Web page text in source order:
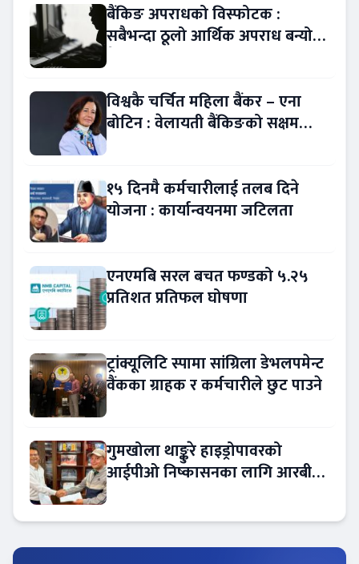
बैंकिङ अपराधको विस्फोटक :
सबैभन्दा ठूलो आर्थिक अपराध बन्यो
विश्वकै चर्चित महिला बैंकर – एना
बोटिन : वेलायती बैंकिङको सक्षम
१५ दिनमै कर्मचारीलाई तलब दिने
योजना : कार्यान्वयनमा जटिलता
एनएमबि सरल बचत फण्डको ५.२५
प्रतिशत प्रतिफल घोषणा
ट्रांक्यूलिटि स्पामा सांग्रिला डेभलपमेन्ट
वैंकका ग्राहक र कर्मचारीले छुट पाउने
गुमखोला थाङ्कुरे हाइड्रोपावरको
आईपीओ निष्कासनका लागि आरबीबी